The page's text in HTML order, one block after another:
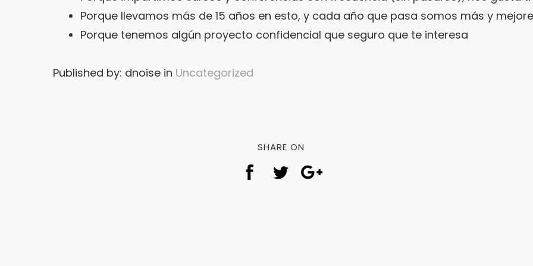
Porque llevamos más de 15 años en esto, y cada año que pasa somos más y
Porque tenemos algún proyecto confidencial que seguro que te interesa
Published by: dnoise in Uncategorized
SHARE ON